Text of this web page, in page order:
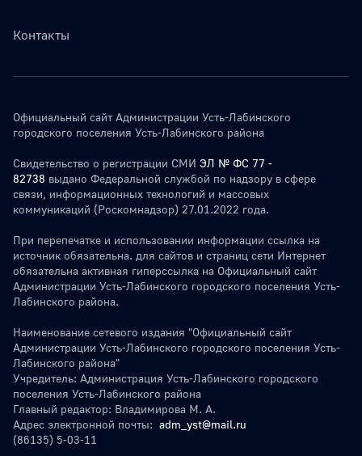
Контакты
Официальный сайт Администрации Усть-Лабинского
городского поселения Усть-Лабинского района
Свидетельство о регистрации СМИ ЭЛ № ФС 77 -
82738 выдано Федеральной службой по надзору в сфере
связи, информационных технологий и массовых
коммуникаций (Роскомнадзор) 27.01.2022 года.
При перепечатке и использовании информации ссылка на
источник обязательна. для сайтов и страниц сети Интернет
обязательна активная гиперссылка на Официальный сайт
Администрации Усть-Лабинского городского поселения Усть-
Лабинского района.
Наименование сетевого издания "Официальный сайт
Администрации Усть-Лабинского городского поселения Усть-
Лабинского района"
Учредитель: Администрация Усть-Лабинского городского
поселения Усть-Лабинского района
Главный редактор: Владимирова М. А.
Адрес электронной почты: adm_yst@mail.ru
(86135) 5-03-11